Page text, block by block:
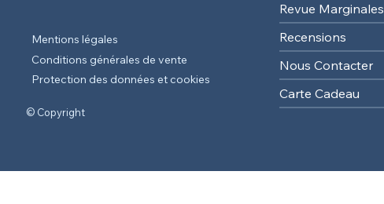
Revue Marginales
Recensions
Nous Contacter
Carte Cadeau
Mentions légales
Conditions générales de vente
Protection des données et cookies
© Copyright